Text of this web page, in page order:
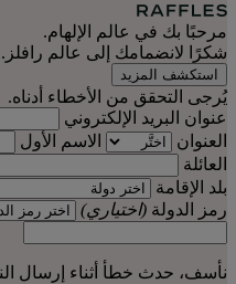
مرحبًا بك في عالم الإلهام.
شكرًا لانضمامك إلى عالم
استكشف المزيد
يُرجى التحقق من الأخطاء أدناه.
عنوان البريد الإلكتروني
العنوان
الاسم الأول
العائلة
بلد الإقامة
رمز الدولة (اختياري)
نأسف، حدث خطأ أثناء إرسال